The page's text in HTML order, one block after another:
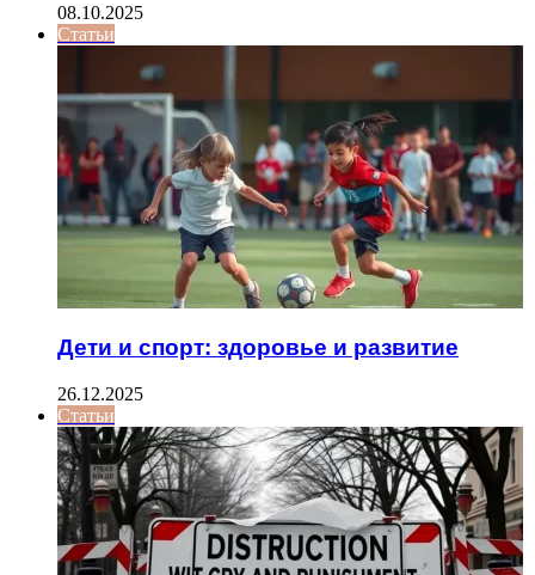
08.10.2025
Статьи
Дети и спорт: здоровье и развитие
26.12.2025
Статьи